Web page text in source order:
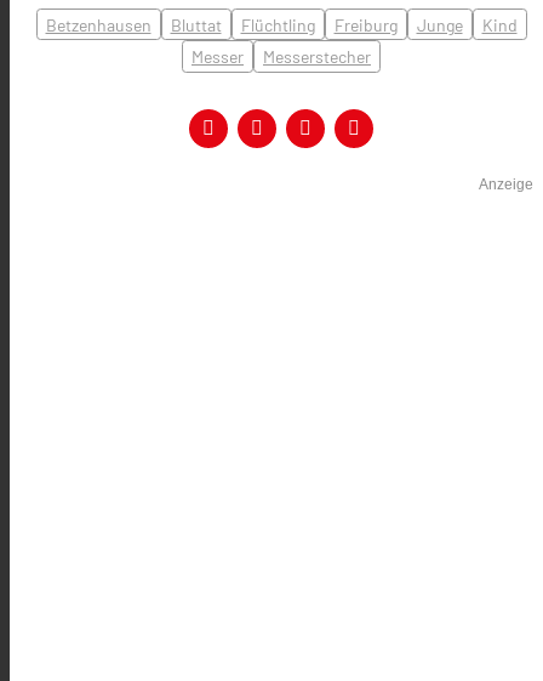
Betzenhausen Bluttat Flüchtling Freiburg Junge
Kind
Messer
Messerstecher
Anzeige